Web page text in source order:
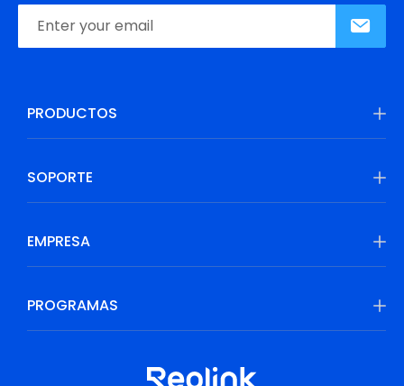
PRODUCTOS
SOPORTE
EMPRESA
PROGRAMAS